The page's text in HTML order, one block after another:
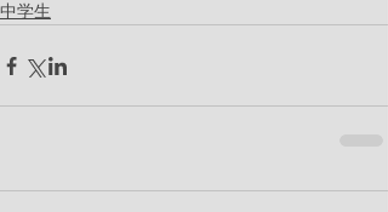
中学生